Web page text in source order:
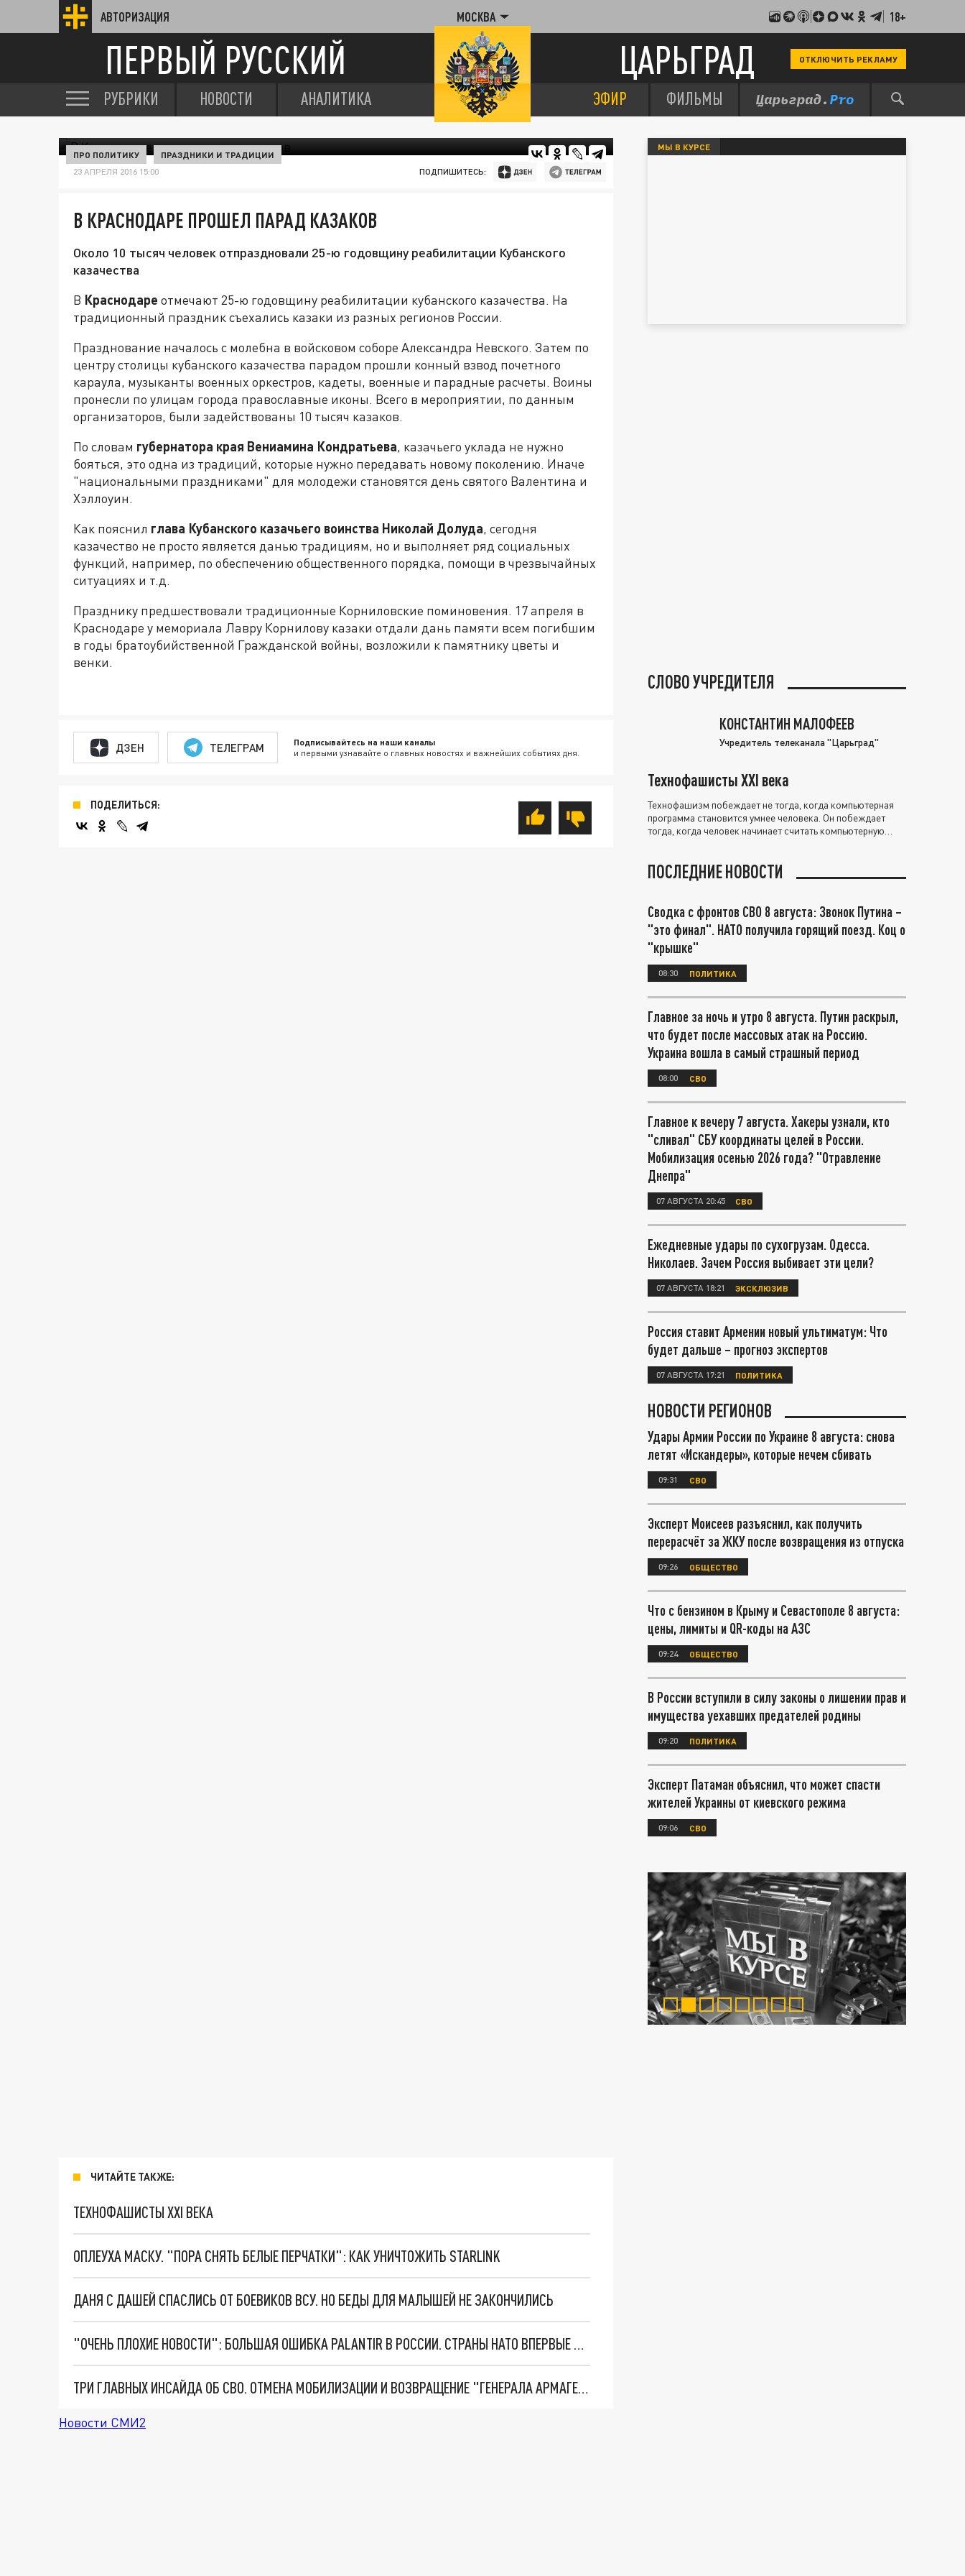
АВТОРИЗАЦИЯ МОСКВА 18+
ПЕРВЫЙ РУССКИЙ ЦАРЬГРАД ОТКЛЮЧИТЬ РЕКЛАМУ
РУБРИКИ НОВОСТИ АНАЛИТИКА ЭФИР ФИЛЬМЫ
ПРО ПОЛИТИКУ ПРАЗДНИКИ И ТРАДИЦИИ
23 АПРЕЛЯ 2016 15:00 ПОДПИШИТЕСЬ:
В КРАСНОДАРЕ ПРОШЕЛ ПАРАД КАЗАКОВ
Около 10 тысяч человек отпраздновали 25-ю годовщину реабилитации Кубанского
казачества
В Краснодаре отмечают 25-ю годовщину реабилитации кубанского казачества. На
традиционный праздник съехались казаки из разных регионов России.
Празднование началось с молебна в войсковом соборе Александра Невского. Затем по
центру столицы кубанского казачества парадом прошли конный взвод почетного
караула, музыканты военных оркестров, кадеты, военные и парадные расчеты. Воины
пронесли по улицам города православные иконы. Всего в мероприятии, по данным
организаторов, были задействованы 10 тысяч казаков.
По словам губернатора края Вениамина Кондратьева, казачьего уклада не нужно
бояться, это одна из традиций, которые нужно передавать новому поколению. Иначе
"национальными праздниками" для молодежи становятся день святого Валентина и
Хэллоуин.
Как пояснил глава Кубанского казачьего воинства Николай Долуда, сегодня
казачество не просто является данью традициям, но и выполняет ряд социальных
функций, например, по обеспечению общественного порядка, помощи в чрезвычайных
ситуациях и т.д.
Празднику предшествовали традиционные Корниловские поминовения. 17 апреля в
Краснодаре у мемориала Лавру Корнилову казаки отдали дань памяти всем погибшим
в годы братоубийственной Гражданской войны, возложили к памятнику цветы и
венки.
ДЗЕН ТЕЛЕГРАМ Подписывайтесь на наши каналы
и первыми узнавайте о главных новостях и важнейших событиях дня.
ПОДЕЛИТЬСЯ:
ЧИТАЙТЕ ТАКЖЕ:
ТЕХНОФАШИСТЫ XXI ВЕКА
ОПЛЕУХА МАСКУ. "ПОРА СНЯТЬ БЕЛЫЕ ПЕРЧАТКИ": КАК УНИЧТОЖИТЬ STARLINK
ДАНЯ С ДАШЕЙ СПАСЛИСЬ ОТ БОЕВИКОВ ВСУ. НО БЕДЫ ДЛЯ МАЛЫШЕЙ НЕ ЗАКОНЧИЛИСЬ
"ОЧЕНЬ ПЛОХИЕ НОВОСТИ": БОЛЬШАЯ ОШИБКА PALANTIR В РОССИИ. СТРАНЫ НАТО ВПЕРВЫЕ ЗА СВО ОСТАНОВИЛИ ПОСТАВКИ ОРУЖИЯ. ВСУ ТЕРЯЮТ ПРИГРАНИЧЬЕ?
ТРИ ГЛАВНЫХ ИНСАЙДА ОБ СВО. ОТМЕНА МОБИЛИЗАЦИИ И ВОЗВРАЩЕНИЕ "ГЕНЕРАЛА АРМАГЕДДОНА"? ОТЛИЧНЫЕ НОВОСТИ, КОТОРЫЕ ЖДАЛИ ВСЕ
Новости СМИ2
МЫ В КУРСЕ
СЛОВО УЧРЕДИТЕЛЯ
КОНСТАНТИН МАЛОФЕЕВ
Учредитель телеканала "Царьград"
Технофашисты XXI века
Технофашизм побеждает не тогда, когда компьютерная
программа становится умнее человека. Он побеждает
тогда, когда человек начинает считать компьютерную
ПОСЛЕДНИЕ НОВОСТИ
Сводка с фронтов СВО 8 августа: Звонок Путина –
"это финал". НАТО получила горящий поезд. Коц о
"крышке"
08:30 ПОЛИТИКА
Главное за ночь и утро 8 августа. Путин раскрыл,
что будет после массовых атак на Россию.
Украина вошла в самый страшный период
08:00 СВО
Главное к вечеру 7 августа. Хакеры узнали, кто
"сливал" СБУ координаты целей в России.
Мобилизация осенью 2026 года? "Отравление
Днепра"
07 АВГУСТА 20:45 СВО
Ежедневные удары по сухогрузам. Одесса.
Николаев. Зачем Россия выбивает эти цели?
07 АВГУСТА 18:21 ЭКСКЛЮЗИВ
Россия ставит Армении новый ультиматум: Что
будет дальше – прогноз экспертов
07 АВГУСТА 17:21 ПОЛИТИКА
НОВОСТИ РЕГИОНОВ
Удары Армии России по Украине 8 августа: снова
летят «Искандеры», которые нечем сбивать
09:31 СВО
Эксперт Моисеев разъяснил, как получить
перерасчёт за ЖКУ после возвращения из отпуска
09:26 ОБЩЕСТВО
Что с бензином в Крыму и Севастополе 8 августа:
цены, лимиты и QR-коды на АЗС
09:24 ОБЩЕСТВО
В России вступили в силу законы о лишении прав и
имущества уехавших предателей родины
09:20 ПОЛИТИКА
Эксперт Патаман объяснил, что может спасти
жителей Украины от киевского режима
09:06 СВО